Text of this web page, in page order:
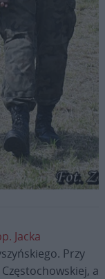
Jacka
Przy
a